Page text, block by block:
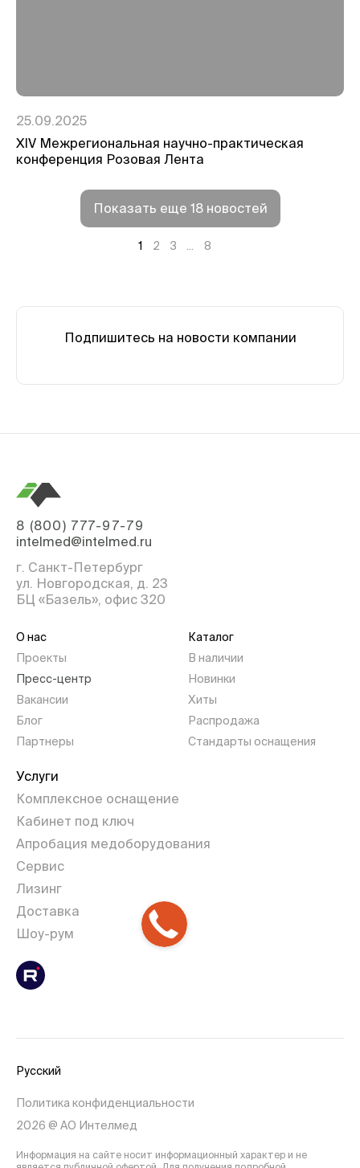
25.09.2025
XIV Межрегиональная научно-практическая
конференция Розовая Лента
Показать еще 18 новостей
1 2 3 8
Подпишитесь на новости компании
8 (800) 777-97-79
intelmed@intelmed.ru
г. Санкт-Петербург
ул. Новгородская, д. 23
БЦ «Базель», офис 320
О нас
Проекты
Пресс-центр
Вакансии
Блог
Партнеры
Каталог
В наличии
Новинки
Хиты
Распродажа
Стандарты оснащения
Услуги
Комплексное оснащение
Кабинет под ключ
Апробация медоборудования
Сервис
Лизинг
Доставка
Шоу-рум
Русский
Политика конфиденциальности
2026 @ АО Интелмед
Информация на сайте носит информационный характер и не